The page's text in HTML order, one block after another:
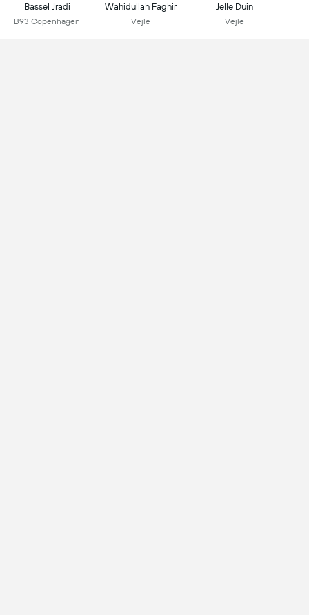
Bassel Jradi
B93 Copenhagen
Wahidullah Faghir
Vejle
Jelle Duin
Vejle